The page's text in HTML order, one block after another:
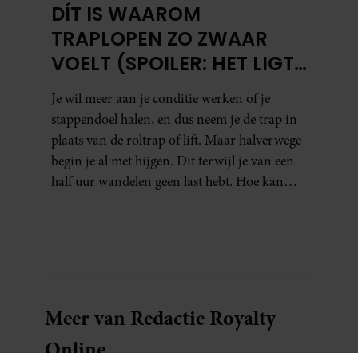
DÍT IS WAAROM
TRAPLOPEN ZO ZWAAR
VOELT (SPOILER: HET LIGT
NIET AAN JE CONDITIE)
Je wil meer aan je conditie werken of je
stappendoel halen, en dus neem je de trap in
plaats van de roltrap of lift. Maar halverwege
begin je al met hijgen. Dit terwijl je van een
half uur wandelen geen last hebt. Hoe kan
Meer van Redactie Royalty